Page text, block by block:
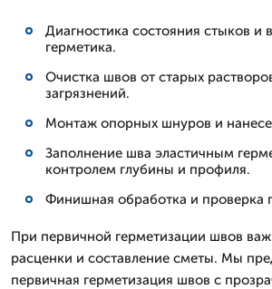
Диагностика состояния стыков и
герметика.
Очистка швов от старых
загрязнений.
Монтаж опорных шнуров и
Заполнение шва эластичным
контролем глубины и профиля.
Финишная обработка и проверка
При первичной герметизации швов
расценки и составление сметы. Мы
первичная герметизация швов с